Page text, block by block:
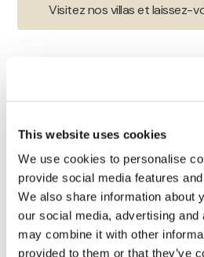
This website uses cookies
We use cookies to personalise
provide social media features
We also share information about
our social media, advertising
may combine it with other
provided to them or that they’ve
Visitez nos villas et laissez-